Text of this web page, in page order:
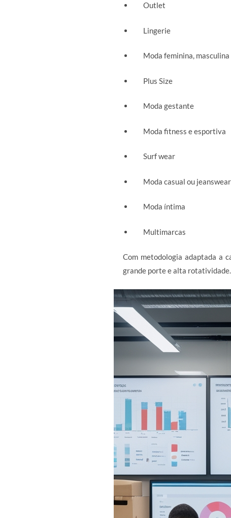
Outlet
Lingerie
Moda feminina,
Plus Size
Moda gestante
Moda fitness e esportiva
Surf wear
Moda casual ou jeanswear
Moda íntima
Multimarcas
Com metodologia adaptada a
grande porte e alta rotatividade.